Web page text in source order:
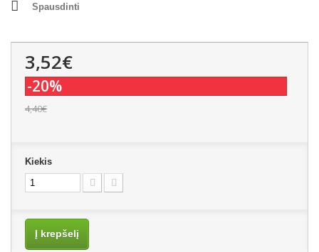
Spausdinti
3,52€
-20%
4,40€
Kiekis
Į krepšelį